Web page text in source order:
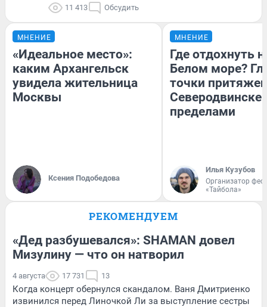
11 413 Обсудить
МНЕНИЕ
«Идеальное место»:
каким Архангельск
увидела жительница
Москвы
Ксения Подобедова
МНЕНИЕ
Где отдохнуть
Белом море?
точки
Северодвинске
пределами
Илья Кузубов
Организатор
«Тайбола»
РЕКОМЕНДУЕМ
«Дед разбушевался»: SHAMAN довел
Мизулину — что он натворил
4 августа 17 731 13
Когда концерт обернулся скандалом. Ваня Дмитриенко
извинился перед Линочкой Ли за выступление сестры